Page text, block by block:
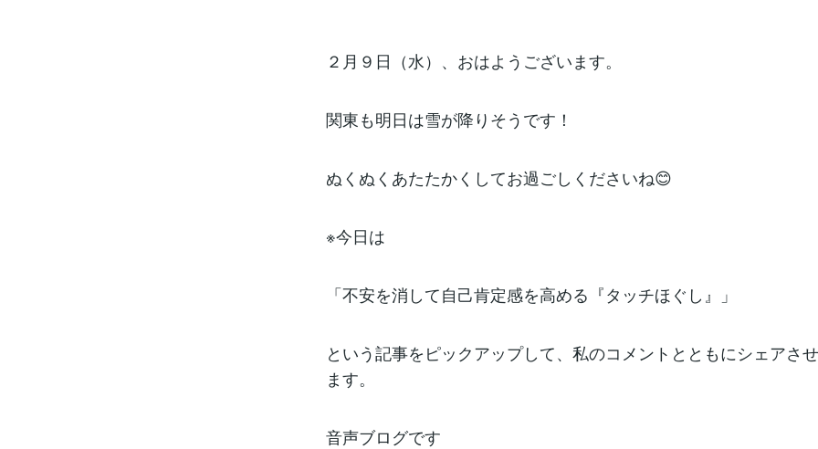
２月９日（水）、おはようございます。
関東も明日は雪が降りそうです！
ぬくぬくあたたかくしてお過ごしくださいね😊
※今日は
「不安を消して自己肯定感を高める『タッチほぐし』」
という記事をピックアップして、私のコメントとともにシェアさ
ます。
音声ブログです